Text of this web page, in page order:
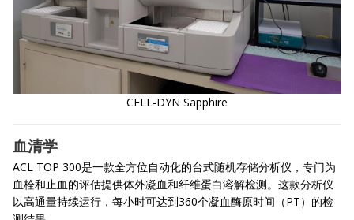
CELL-DYN Sapphire
血清学
ACL TOP 300是一款全方位自动化的台式随机存储分析仪，专门为
血栓和止血的评估提供体外凝血和纤维蛋白溶解检测。这款分析仪
以高通量持续运行，每小时可达到360个凝血酶原时间（PT）的检